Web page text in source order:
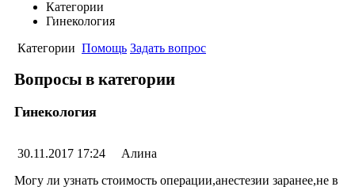
Категории
Гинекология
Категории Помощь Задать вопрос
Вопросы в категории
Гинекология
Акушерства и родовспоможения
Городской СПИД центр
30.11.2017 17:24
Алина
Могу ли узнать стоимость операции,анестезии заранее,не в